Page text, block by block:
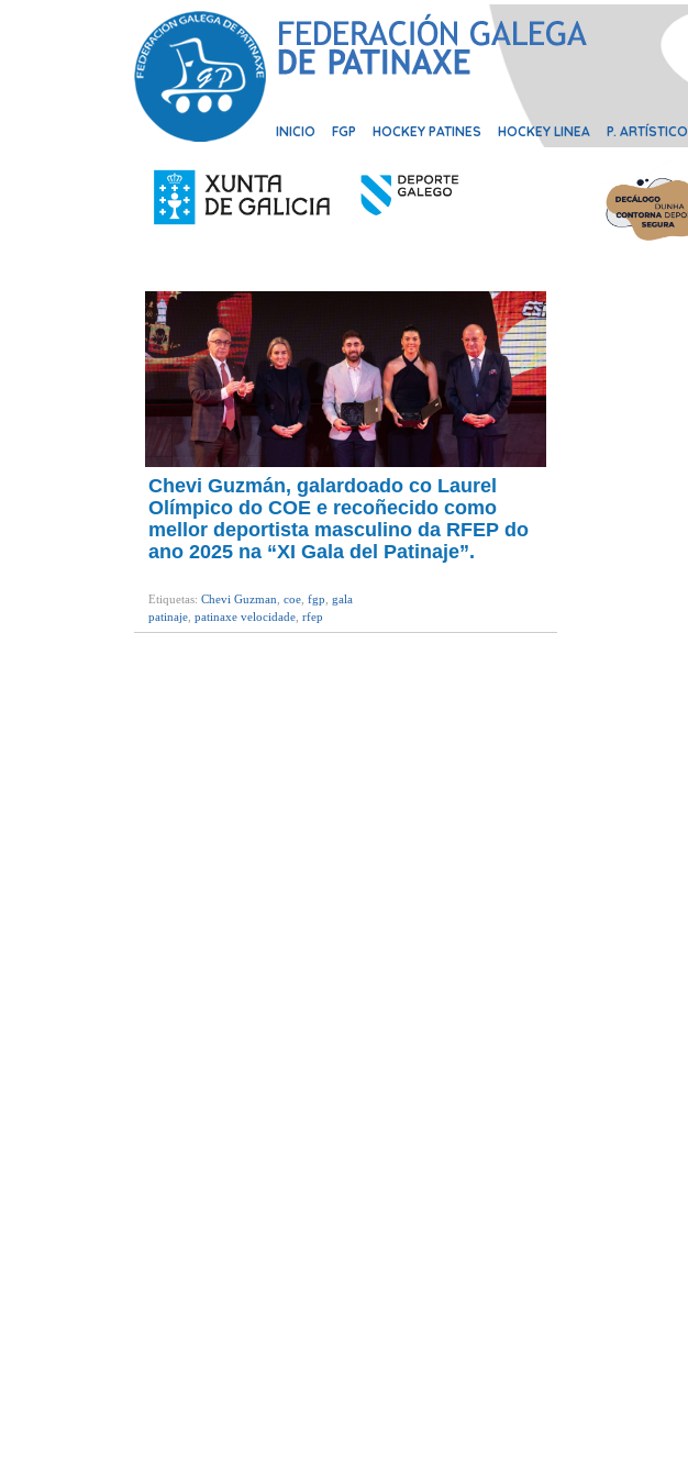
INICIO FGP HOCKEY PATINES HOCKEY LINEA P. ARTÍSTICO
Chevi Guzmán, galardoado co Laurel
Olímpico do COE e recoñecido como
mellor deportista masculino da RFEP do
ano 2025 na “XI Gala del Patinaje”.
Etiquetas: Chevi Guzman coe fgp gala
patinaje patinaxe velocidade rfep